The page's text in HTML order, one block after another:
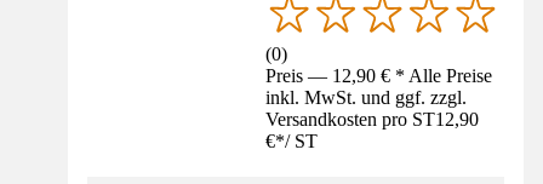
(0)
Preis — 12,90 € * Alle Preise
inkl. MwSt. und ggf. zzgl.
Versandkosten pro ST12,90
€*/ ST